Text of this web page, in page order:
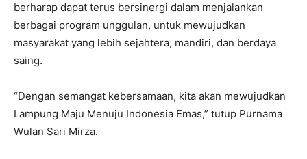
berharap dapat terus bersinergi dalam menjalankan
berbagai program unggulan, untuk mewujudkan
masyarakat yang lebih sejahtera, mandiri, dan berdaya
saing.
“Dengan semangat kebersamaan, kita akan mewujudkan
Lampung Maju Menuju Indonesia Emas,” tutup Purnama
Wulan Sari Mirza.